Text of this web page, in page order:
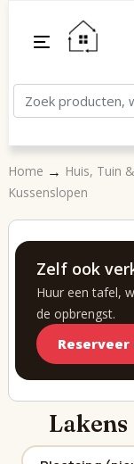
Home → Huis, Tuin
Kussenslopen
Zelf ook
Huur een tafel,
de opbrengst.